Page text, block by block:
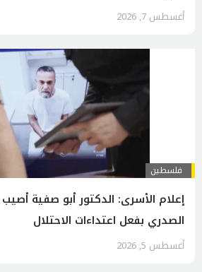
أغسطس 7, 2026
فلسطين
إعلام الأسرى: الدكتور أبو صفية
الصدري بفعل اعتداءات الاحتلال
أغسطس 5, 2026